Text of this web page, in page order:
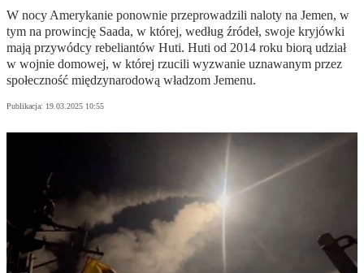
W nocy Amerykanie ponownie przeprowadzili naloty na Jemen, w
tym na prowincję Saada, w której, według źródeł, swoje kryjówki
mają przywódcy rebeliantów Huti. Huti od 2014 roku biorą udział
w wojnie domowej, w której rzucili wyzwanie uznawanym przez
społeczność międzynarodową władzom Jemenu.
Publikacja: 19.03.2025 10:55